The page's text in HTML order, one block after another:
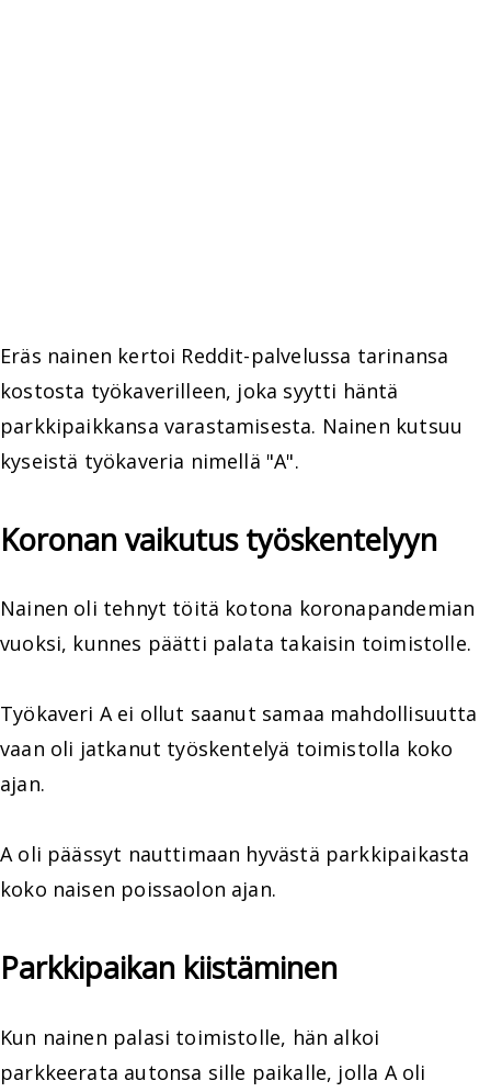
Eräs nainen kertoi Reddit-palvelussa tarinansa
kostosta työkaverilleen, joka syytti häntä
parkkipaikkansa varastamisesta. Nainen kutsuu
kyseistä työkaveria nimellä "A".
Koronan vaikutus työskentelyyn
Nainen oli tehnyt töitä kotona koronapandemian
vuoksi, kunnes päätti palata takaisin toimistolle.
Työkaveri A ei ollut saanut samaa mahdollisuutta
vaan oli jatkanut työskentelyä toimistolla koko
ajan.
A oli päässyt nauttimaan hyvästä parkkipaikasta
koko naisen poissaolon ajan.
Parkkipaikan kiistäminen
Kun nainen palasi toimistolle, hän alkoi
parkkeerata autonsa sille paikalle, jolla A oli